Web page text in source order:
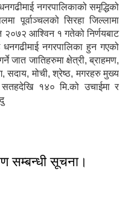
नगरपालिकाको समृद्धिको
पूर्वाञ्चलको सिरहा जिल्लामा
२०७२ आश्विन १ गतेको निर्णयबाट
नगरपालिका हुन गएको
जात जातिहरुमा क्षेत्री, ब्राहमण,
सदाय, मोची, श्रेष्ठ, मगरहरु मुख्य
१४० मि.को उचाईमा र
सम्बन्धी सूचना।